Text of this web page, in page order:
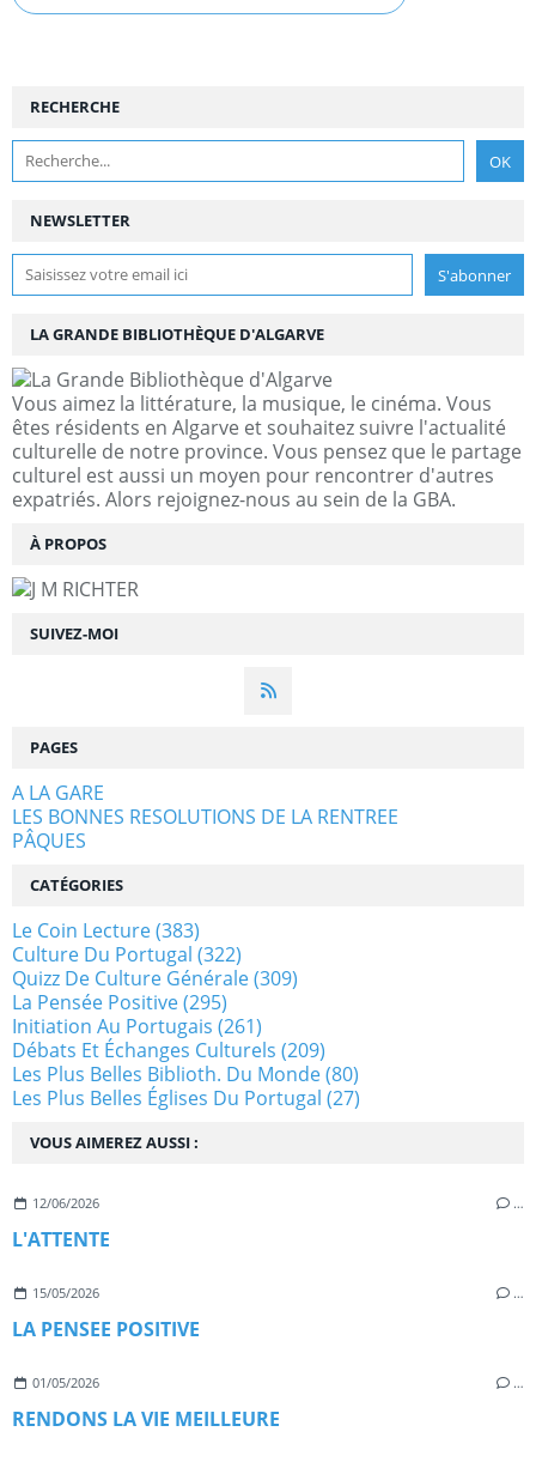
NEWSLETTER
SUIVEZ-MOI
RECHERCHE
LA GRANDE BIBLIOTHÈQUE D'ALGARVE
Vous aimez la littérature, la musique, le cinéma. Vous
êtes résidents en Algarve et souhaitez suivre l'actualité
culturelle de notre province. Vous pensez que le partage
culturel est aussi un moyen pour rencontrer d'autres
expatriés. Alors rejoignez-nous au sein de la GBA.
À PROPOS
VOUS AIMEREZ AUSSI :
12/06/2026 …
L'ATTENTE
15/05/2026 …
LA PENSEE POSITIVE
01/05/2026 …
RENDONS LA VIE MEILLEURE
PAGES
A LA GARE
LES BONNES RESOLUTIONS DE LA RENTREE
PÂQUES
CATÉGORIES
Le Coin Lecture(383)
Culture Du Portugal (322)
Quizz De Culture Générale(309)
La Pensée Positive(295)
Initiation Au Portugais (261)
Débats Et Échanges Culturels (209)
Les Plus Belles Biblioth. Du Monde(80)
Les Plus Belles Églises Du Portugal (27)